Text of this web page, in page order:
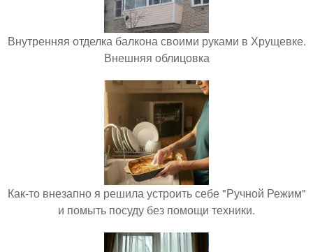
Внутренняя отделка балкона своими руками в Хрущевке.
Внешняя облицовка
Как-то внезапно я решила устроить себе "Ручной Режим"
и помыть посуду без помощи техники.